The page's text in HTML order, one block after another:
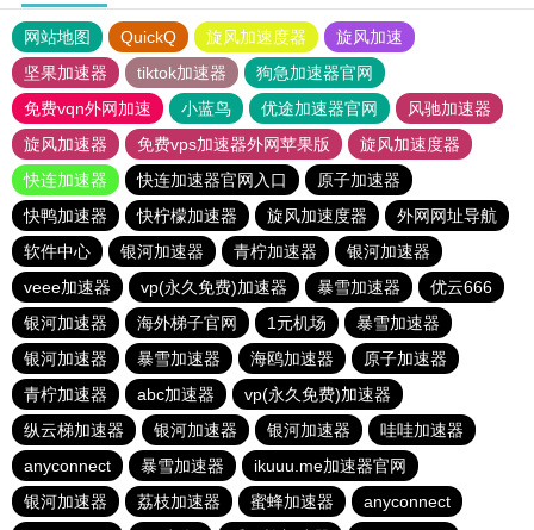
网站地图 QuickQ 旋风加速度器
旋风加速
坚果加速器
tiktok加速器
狗急加速器官网
免费vqn外网加速
小蓝鸟 优途加速器官网
风驰加速器
旋风加速器
免费vps加速器外网苹果版
旋风加速度器
快连加速器
快连加速器官网入口
原子加速器
快鸭加速器
快柠檬加速器 旋风加速度器
外网网址导航
软件中心
银河加速器 青柠加速器
银河加速器
veee加速器
vp(永久免费)加速器 暴雪加速器
优云666
银河加速器
海外梯子官网 1元机场
暴雪加速器
银河加速器
暴雪加速器 海鸥加速器
原子加速器
青柠加速器
abc加速器
vp(永久免费)加速器
纵云梯加速器
银河加速器 银河加速器
哇哇加速器
anyconnect
暴雪加速器
ikuuu.me加速器官网
银河加速器
荔枝加速器 蜜蜂加速器
anyconnect